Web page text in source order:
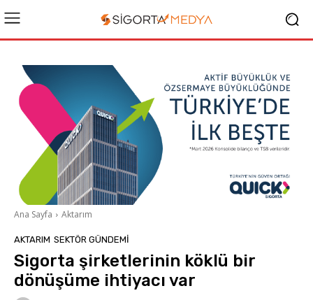
Ana Sayfa Aktarım
AKTARIM SEKTÖR GÜNDEMİ
Sigorta şirketlerinin köklü bir
dönüşüme ihtiyacı var